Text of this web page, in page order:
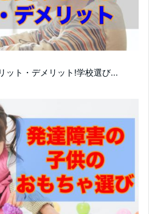
ット・デメリット!学校選び...